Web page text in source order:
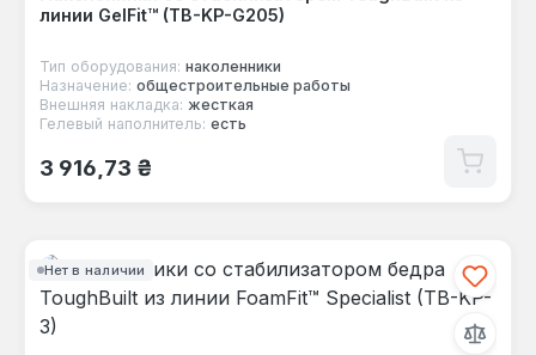
линии GelFit™ (TB-KP-G205)
Тип оборудования: наколенники
Назначение: общестроительные работы
Внешняя накладка: жесткая
Гелевый наполнитель: есть
Обычная цена:
3 916,73 ₴
Нет в наличии